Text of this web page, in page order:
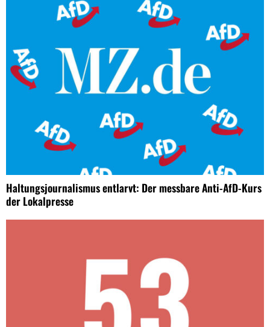
Haltungsjournalismus entlarvt: Der messbare Anti-AfD-Kurs
der Lokalpresse